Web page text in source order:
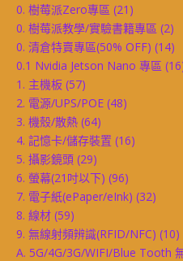
0. 樹莓派Zero專區 (21)
0. 樹莓派教學/實驗書籍專區 (2)
0. 清倉特賣專區(50% OFF) (14)
0.1 Nvidia Jetson Nano 專區
1. 主機板 (57)
2. 電源/UPS/POE (48)
3. 機殼/散熱 (64)
4. 記憶卡/儲存裝置 (16)
5. 攝影鏡頭 (29)
6. 螢幕(21吋以下) (96)
7. 電子紙(ePaper/eInk) (32)
8. 線材 (59)
9. 無線射頻辨識(RFID/NFC) (10)
A. 5G/4G/3G/WIFI/Blue Tooth